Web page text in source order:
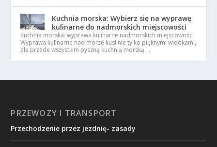
Kuchnia morska: Wybierz się na wyprawę
kulinarne do nadmorskich miejscowości
Kuchnia morska: wyprawa kulinarne nadmorskich miejscowości
Wyprawa kulinarne nad morze kusi nie tylko pięknymi widokami,
ale przede wszystkim pyszną kuchnią morską. …
PRZEWOZY I TRANSPORT
Przechodzenie przez jezdnię- zasady